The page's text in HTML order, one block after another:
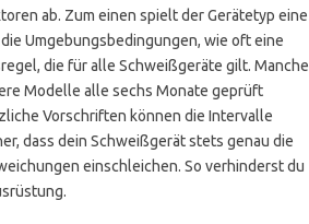
ab. Zum einen spielt der Gerätetyp eine
Umgebungsbedingungen, wie oft eine
die für alle Schweißgeräte gilt. Manche
Modelle alle sechs Monate geprüft
Vorschriften können die Intervalle
dass dein Schweißgerät stets genau die
einschleichen. So verhinderst du